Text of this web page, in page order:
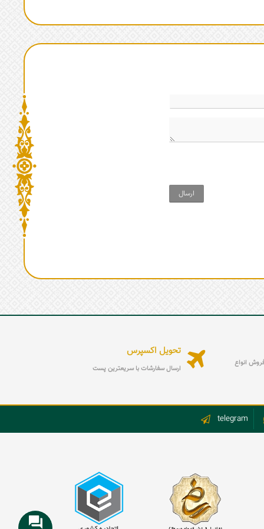
ارسال
فروش انواع
تحویل اکسپرس
ارسال سفارشات با سریعترین پست
telegram